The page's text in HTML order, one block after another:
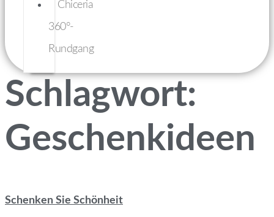
Chiceria
360°-
Rundgang
Schlagwort:
Geschenkideen
Schenken Sie Schönheit